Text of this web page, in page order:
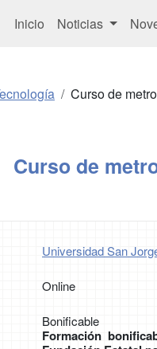
Inicio Noticias
Curso de
Curso de
Universidad San
Online
Bonificable
Formación